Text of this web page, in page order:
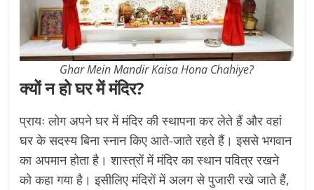
Ghar Mein Mandir Kaisa Hona Chahiye?
क्यों न हो घर में मंदिर?
प्रायः लोग अपने घर में मंदिर की स्थापना कर लेते हैं और वहां
घर के सदस्य बिना स्नान किए आते-जाते रहते हैं। इससे भगवान
का अपमान होता है। शास्त्रों में मंदिर का स्थान पवित्र रखने
को कहा गया है। इसीलिए मंदिरों में अलग से पुजारी रखे जाते हैं,